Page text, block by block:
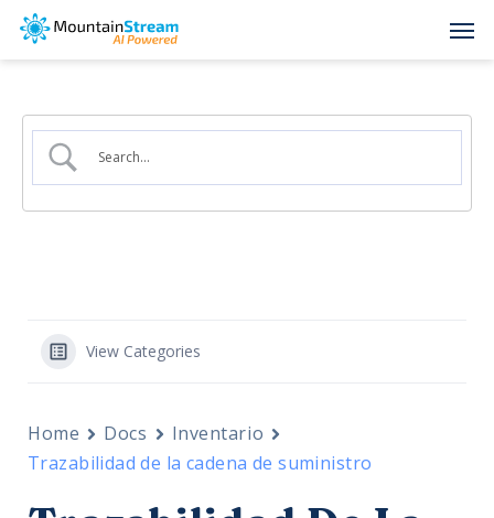
Skip
content
View Categories
Home Docs
Inventario
Trazabilidad de la cadena de suministro